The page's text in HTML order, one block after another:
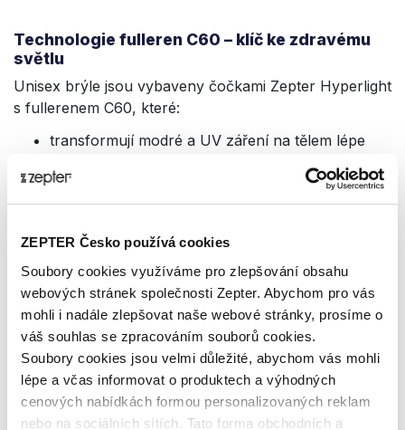
ZEPTER Česko používá cookies
Soubory cookies využíváme pro zlepšování obsahu
webových stránek společnosti Zepter. Abychom pro vás
mohli i nadále zlepšovat naše webové stránky, prosíme o
váš souhlas se zpracováním souborů cookies.
Soubory cookies jsou velmi důležité, abychom vás mohli
lépe a včas informovat o produktech a výhodných
cenových nabídkách formou personalizovaných reklam
nebo na sociálních sítích. Tato forma obchodních a
Technologie fulleren C60 – klíč ke zdravému
světlu
Unisex brýle jsou vybaveny čočkami Zepter Hyperlight
s fullerenem C60, které:
transformují modré a UV záření na tělem lépe
rovnováhu,
zmírňují únavu očí a podporují koncentraci.
Použitá technologie vychází z poznatků světelné
terapie Bioptron a je chráněna mezinárodním
patentem.
Precizní provedení a nadčasový design